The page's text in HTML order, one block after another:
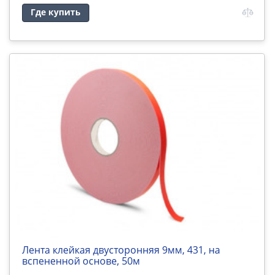
Где купить
Лента клейкая двусторонняя 9мм, 431, на
вспененной основе, 50м